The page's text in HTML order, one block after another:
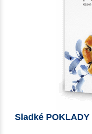
Sladké